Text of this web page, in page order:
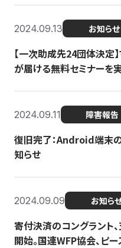
2024.09.13 お知らせ
【一次助成先24団体決定
が届ける無料セミナーを
2024.09.11 障害報告
復旧完了：Android端末
知らせ
2024.09.09 お知ら
寄付決済のコングラント
開始。国連WFP協会、ピー